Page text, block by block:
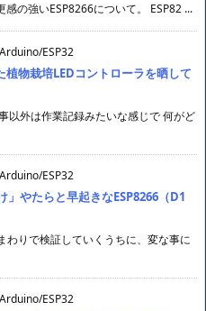
の強いESP8266について。 ESP82 ...
Arduino/ESP32
植物栽培LEDコントローラを晒して
以外は作業記録みたいな感じで 何がど
Arduino/ESP32
」やたらと早起きなESP8266（D1
わりで検証していくうちに、変な事に
Arduino/ESP32